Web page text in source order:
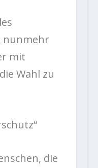
nunmehr
mit
Wahl zu
die